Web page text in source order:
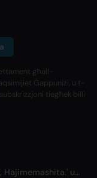
għall-
Ġappuniżi, u t-
tiegħek billi
=LOVE Jħabbru Single Ġdid 'Koi, Hajimemashita.' u Kunċerti fit-Tokyo Dome